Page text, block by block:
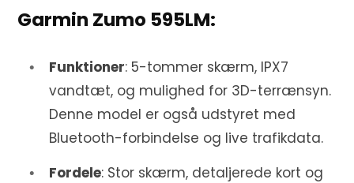
Garmin Zumo 595LM:
Funktioner: 5-tommer skærm, IPX7
vandtæt, og mulighed for 3D-terrænsyn.
Denne model er også udstyret med
Bluetooth-forbindelse og live trafikdata.
Fordele: Stor skærm, detaljerede kort og